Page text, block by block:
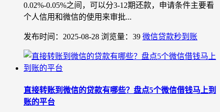
0.02%-0.05%之间，可以分3-12期还款，申请条件主要看
个人信用和微信的使用来审批...
发布时间：2025-08-28 浏览量：39 微信贷款秒到账
直接转账到微信的贷款有哪些？盘点5个微信借钱马上到
账的平台